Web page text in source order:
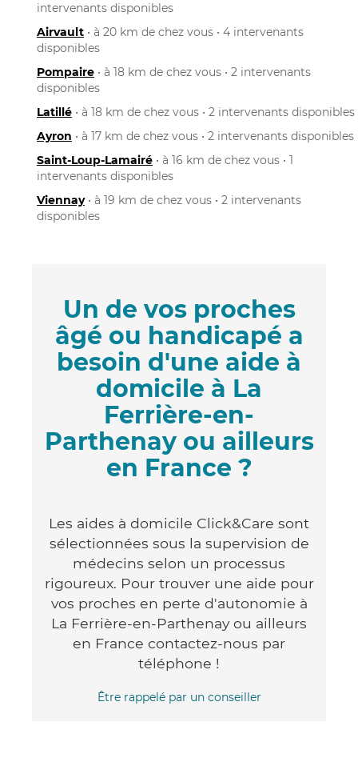
intervenants disponibles
Airvault • à 20 km de chez vous • 4 intervenants
disponibles
Pompaire • à 18 km de chez vous • 2 intervenants
disponibles
Latillé • à 18 km de chez vous • 2 intervenants disponibles
Ayron • à 17 km de chez vous • 2 intervenants disponibles
Saint-Loup-Lamairé • à 16 km de chez vous • 1
intervenants disponibles
Viennay• à 19 km de chez vous • 2 intervenants
disponibles
Un de vos proches
âgé ou handicapé a
besoin d'une aide à
domicile à La
Ferrière-en-
Parthenay ou ailleurs
en France ?
Les aides à domicile Click&Care sont
sélectionnées sous la supervision de
médecins selon un processus
rigoureux. Pour trouver une aide pour
vos proches en perte d'autonomie à
La Ferrière-en-Parthenay ou ailleurs
en France contactez-nous par
téléphone !
Être rappelé par un conseiller